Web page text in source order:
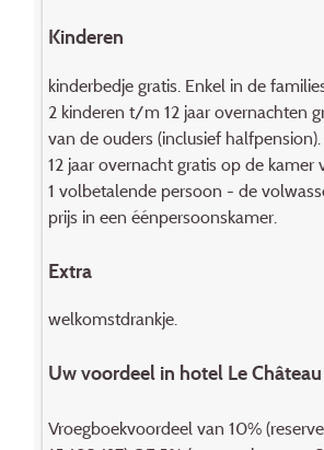
Kinderen
kinderbedje gratis. Enkel in de
2 kinderen t/m 12 jaar overnachten
van de ouders (inclusief
12 jaar overnacht gratis op de kamer
1 volbetalende persoon - de
prijs in een éénpersoonskamer.
Extra
welkomstdrankje.
Uw voordeel in hotel Le
Vroegboekvoordeel van 10%